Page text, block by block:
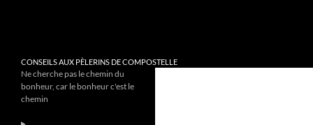
CONSEILS AUX PÈLERINS DE COMPOSTELLE
Ne cherche pas le chemin du
bonheur, car le bonheur c'est le
chemin